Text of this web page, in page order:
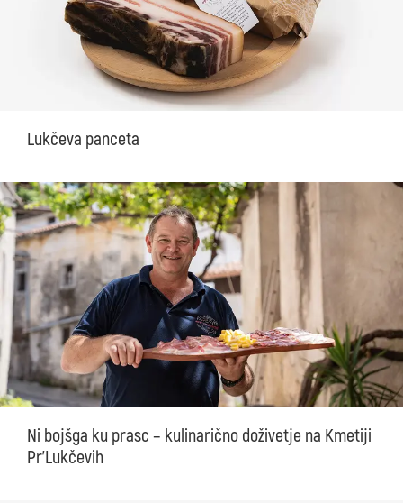
Lukčeva panceta
Ni bojšga ku prasc – kulinarično doživetje na Kmetiji
Pr'Lukčevih